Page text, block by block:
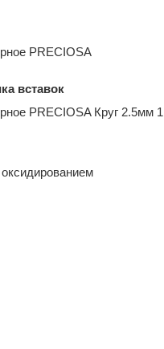
PRECIOSA
вставок
PRECIOSA Круг 2.5мм